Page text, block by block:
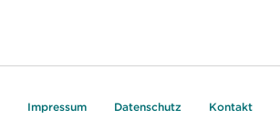
Impressum Datenschutz Kontakt